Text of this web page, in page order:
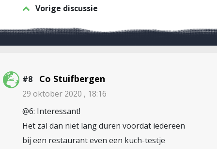
Vorige discussie
#8 Co Stuifbergen
29 oktober 2020 , 18:16
@6: Interessant!
Het zal dan niet lang duren voordat iedereen
bij een restaurant even een kuch-testje